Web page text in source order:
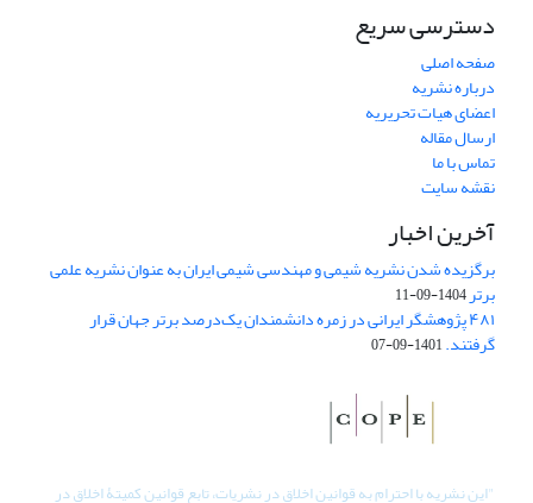
دسترسی سریع
صفحه اصلی
درباره نشریه
اعضای هیات تحریریه
ارسال مقاله
تماس با ما
نقشه سایت
آخرین اخبار
برگزیده شدن نشریه شیمی و مهندسی شیمی ایران به عنوان نشریه علمی
برتر1404-09-11
۴۸۱ پژوهشگر ایرانی در زمره دانشمندان یک‌درصد برتر جهان قرار
گرفتند.1401-09-07
"این نشریه با احترام به قوانین اخلاق در نشریات، تابع قوانین کمیتۀ اخلاق در